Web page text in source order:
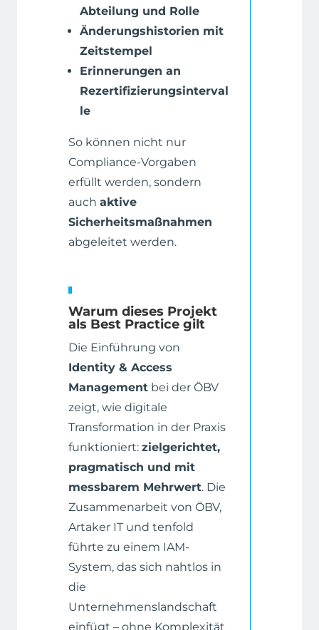
Abteilung und Rolle
Änderungshistorien mit
Zeitstempel
Erinnerungen an
Rezertifizierungsinterval
le
So können nicht nur
Compliance-Vorgaben
erfüllt werden, sondern
auch aktive
Sicherheitsmaßnahmen
abgeleitet werden.
Warum dieses Projekt
als Best Practice gilt
Die Einführung von
Identity & Access
Management bei der ÖBV
zeigt, wie digitale
Transformation in der Praxis
funktioniert: zielgerichtet,
pragmatisch und mit
messbarem Mehrwert. Die
Zusammenarbeit von ÖBV,
Artaker IT und tenfold
führte zu einem IAM-
System, das sich nahtlos in
die
Unternehmenslandschaft
einfügt – ohne Komplexität